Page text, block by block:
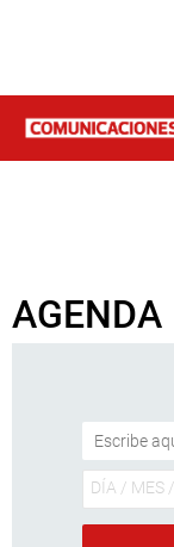
AGENDA